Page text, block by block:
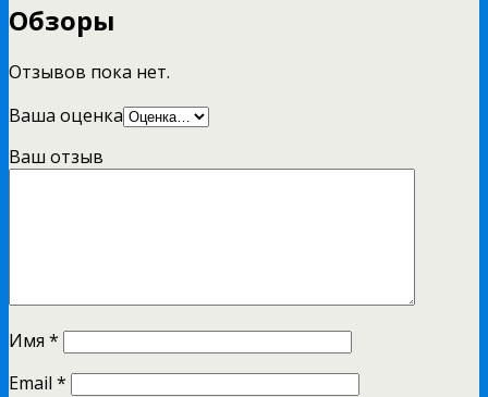
Обзоры
Отзывов пока нет.
Ваша оценка
Ваш отзыв
Имя *
Email *